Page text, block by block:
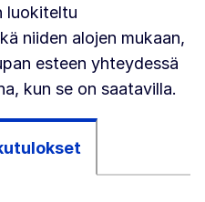
luokiteltu
niiden alojen mukaan,
esteen yhteydessä
kun se on saatavilla.